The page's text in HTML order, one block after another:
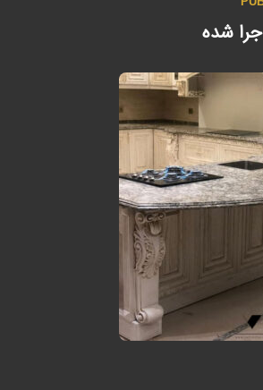
شده